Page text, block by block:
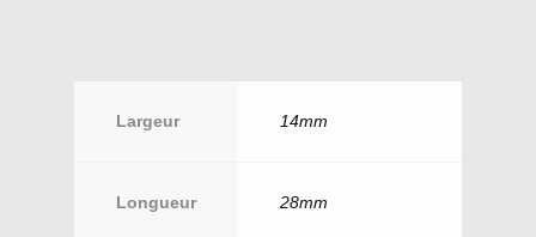
Largeur 14mm
Longueur 28mm